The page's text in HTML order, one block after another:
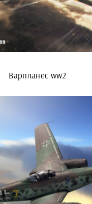
Варпланес ww2